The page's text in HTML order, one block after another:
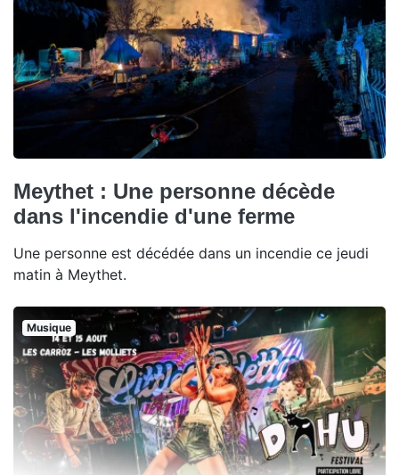
Meythet : Une personne décède
dans l'incendie d'une ferme
Une personne est décédée dans un incendie ce jeudi
matin à Meythet.
Musique